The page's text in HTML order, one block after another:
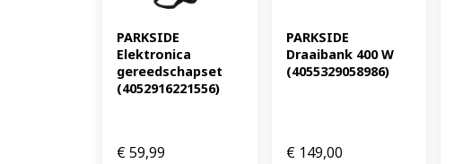
PARKSIDE
Elektronica
gereedschapset
(4052916221556)
€59,99
PARKSIDE
Draaibank 400 W
(4055329058986)
€149,00